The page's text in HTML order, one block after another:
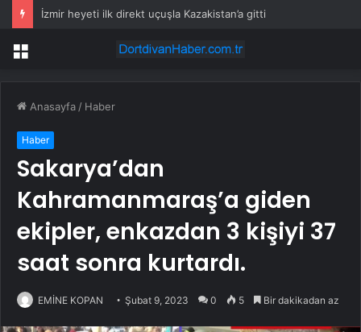
Batman’da Mahsur Kalan İki Kişi Kurtarıldı
Menü
Anasayfa / Haber
Haber
Sakarya’dan
Kahramanmaraş’a giden
ekipler, enkazdan 3 kişiyi 37
saat sonra kurtardı.
EMİNE KOPAN Şubat 9, 2023 0 5 Bir dakikadan az